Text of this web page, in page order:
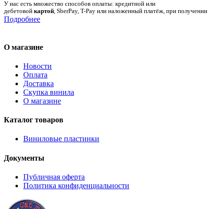
У нас есть множество способов оплаты: кредитной или
дебетовой картой, SberPay, T-Pay или наложенный платёж, при получении
Подробнее
О магазине
Новости
Оплата
Доставка
Скупка винила
О магазине
Каталог товаров
Виниловые пластинки
Документы
Публичная оферта
Политика конфиденциальности